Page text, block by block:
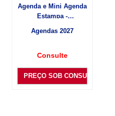
Agenda e Mini Agenda
Estampa -
Agendas 2027
Consulte
PREÇO SOB CONSULTA